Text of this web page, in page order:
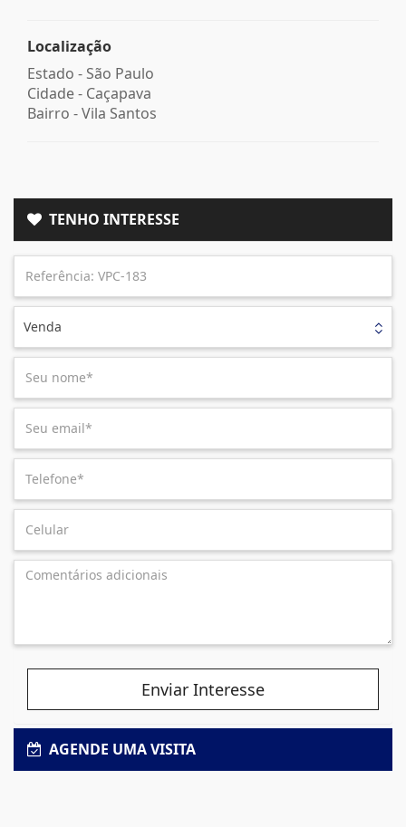
Localização
Estado - São Paulo
Cidade - Caçapava
Bairro -Vila Santos
TENHO INTERESSE
Venda
Enviar Interesse
AGENDE UMA VISITA